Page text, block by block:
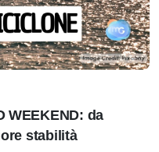
WEEKEND: da
stabilità